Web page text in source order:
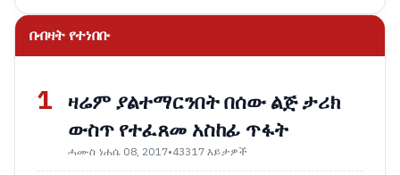
በብዛት የተነበቡ
1 ዛሬም ያልተማርንበት በሰው ልጅ ታሪክ
ውስጥ የተፈጸመ አስከፊ ጥፋት
ሓሙስ ነሐሴ 08, 2017•43317 እይታዎች